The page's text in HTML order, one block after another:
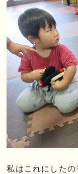
私はこれにした